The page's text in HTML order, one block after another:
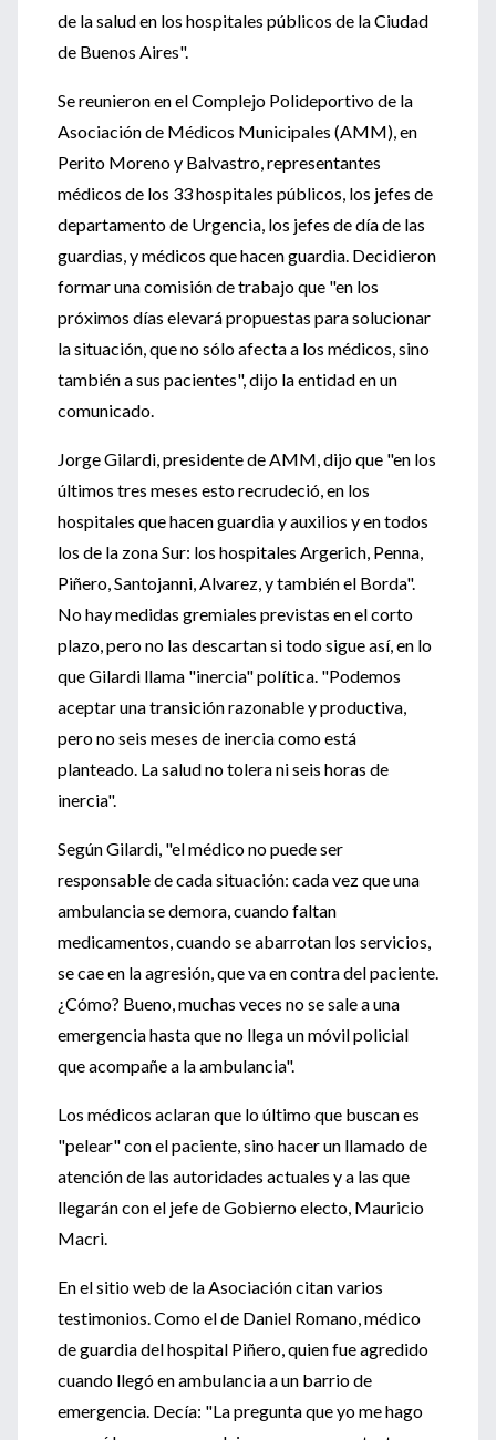
de la salud en los hospitales públicos de la Ciudad
de Buenos Aires".
Se reunieron en el Complejo Polideportivo de la
Asociación de Médicos Municipales (AMM), en
Perito Moreno y Balvastro, representantes
médicos de los 33 hospitales públicos, los jefes de
departamento de Urgencia, los jefes de día de las
guardias, y médicos que hacen guardia. Decidieron
formar una comisión de trabajo que "en los
próximos días elevará propuestas para solucionar
la situación, que no sólo afecta a los médicos, sino
también a sus pacientes", dijo la entidad en un
comunicado.
Jorge Gilardi, presidente de AMM, dijo que "en los
últimos tres meses esto recrudeció, en los
hospitales que hacen guardia y auxilios y en todos
los de la zona Sur: los hospitales Argerich, Penna,
Piñero, Santojanni, Alvarez, y también el Borda".
No hay medidas gremiales previstas en el corto
plazo, pero no las descartan si todo sigue así, en lo
que Gilardi llama "inercia" política. "Podemos
aceptar una transición razonable y productiva,
pero no seis meses de inercia como está
planteado. La salud no tolera ni seis horas de
inercia".
Según Gilardi, "el médico no puede ser
responsable de cada situación: cada vez que una
ambulancia se demora, cuando faltan
medicamentos, cuando se abarrotan los servicios,
se cae en la agresión, que va en contra del paciente.
¿Cómo? Bueno, muchas veces no se sale a una
emergencia hasta que no llega un móvil policial
que acompañe a la ambulancia".
Los médicos aclaran que lo último que buscan es
"pelear" con el paciente, sino hacer un llamado de
atención de las autoridades actuales y a las que
llegarán con el jefe de Gobierno electo, Mauricio
Macri.
En el sitio web de la Asociación citan varios
testimonios. Como el de Daniel Romano, médico
de guardia del hospital Piñero, quien fue agredido
cuando llegó en ambulancia a un barrio de
emergencia. Decía: "La pregunta que yo me hago